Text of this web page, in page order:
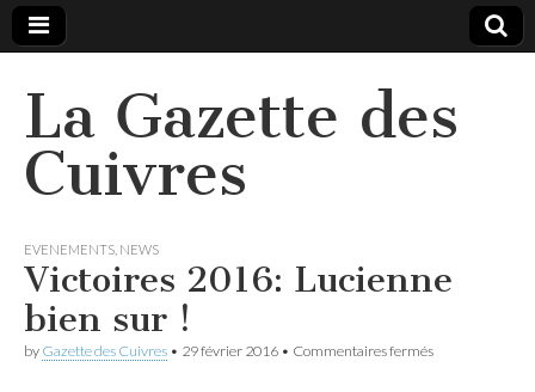
La Gazette des
Cuivres
EVENEMENTS NEWS
Victoires 2016: Lucienne
bien sur !
by Gazette des Cuivres • 29 février 2016 • Commentaires ferméssur